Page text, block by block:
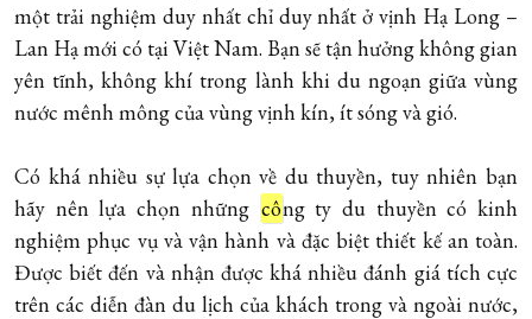
một trải nghiệm duy nhất chỉ duy nhất ở vịnh Hạ Long –
Lan Hạ mới có tại Việt Nam. Bạn sẽ tận hưởng không gian
yên tĩnh, không khí trong lành khi du ngoạn giữa vùng
nước mênh mông của vùng vịnh kín, ít sóng và gió.
Có khá nhiều sự lựa chọn về du thuyền, tuy nhiên bạn
hãy nên lựa chọn những công ty du thuyền có kinh
nghiệm phục vụ và vận hành và đặc biệt thiết kế an toàn.
Được biết đến và nhận được khá nhiều đánh giá tích cực
trên các diễn đàn du lịch của khách trong và ngoài nước,